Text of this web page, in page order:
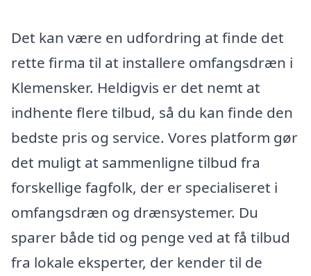
Det kan være en udfordring at finde det
rette firma til at installere omfangsdræn i
Klemensker. Heldigvis er det nemt at
indhente flere tilbud, så du kan finde den
bedste pris og service. Vores platform gør
det muligt at sammenligne tilbud fra
forskellige fagfolk, der er specialiseret i
omfangsdræn og drænsystemer. Du
sparer både tid og penge ved at få tilbud
fra lokale eksperter, der kender til de